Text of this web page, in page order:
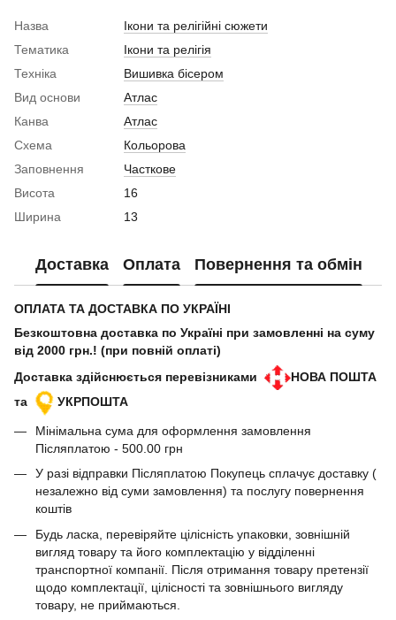
Назва
Ікони та релігійні сюжети
Тематика
Ікони та релігія
Техніка
Вишивка бісером
Вид основи
Атлас
Канва
Атлас
Схема
Кольорова
Заповнення
Часткове
Висота
16
Ширина
13
Доставка Оплата Повернення та обмін
ОПЛАТА ТА ДОСТАВКА ПО УКРАЇНІ
Безкоштовна доставка по Україні при замовленні на суму
від 2000 грн.! (при повній оплаті)
Доставка здійснюється перевізниками
НОВА ПОШТА
та
УКРПОШТА
Мінімальна сума для оформлення замовлення
Післяплатою - 500.00 грн
У разі відправки Післяплатою Покупець сплачує доставку (
незалежно від суми замовлення) та послугу повернення
коштів
Будь ласка, перевіряйте цілісність упаковки, зовнішній
вигляд товару та його комплектацію у відділенні
транспортної компанії. Після отримання товару претензії
щодо комплектації, цілісності та зовнішнього вигляду
товару, не приймаються.